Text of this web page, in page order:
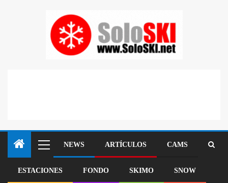
NEWS ARTÍCULOS CAMS
ESTACIONES FONDO SKIMO SNOW